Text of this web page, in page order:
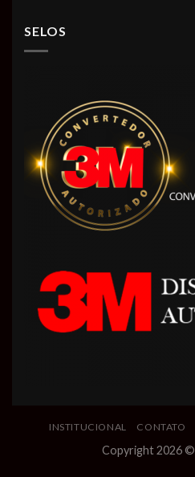
SELOS
INSTITUCIONAL CONTATO
Copyright 2026 ©